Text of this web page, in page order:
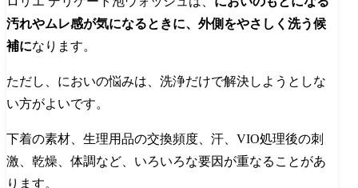
汚れやムレ感が気になるときに、外側をやさしく洗う候
補になります。
ただし、においの悩みは、洗浄だけで解決しようとしな
い方がよいです。
下着の素材、生理用品の交換頻度、汗、VIO処理後の刺
激、乾燥、体調など、いろいろな要因が重なることがあ
ります。